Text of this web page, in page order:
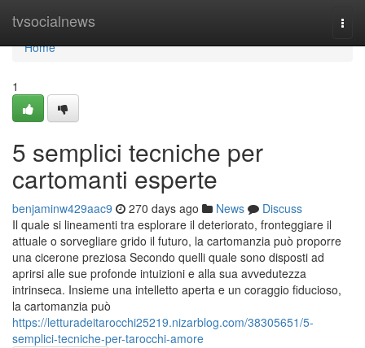
tvsocialnews
Home
Home
1
5 semplici tecniche per
cartomanti esperte
benjaminw429aac9 270 days ago News
Discuss
Il quale si lineamenti tra esplorare il deteriorato, fronteggiare il
attuale o sorvegliare grido il futuro, la cartomanzia può proporre
una cicerone preziosa Secondo quelli quale sono disposti ad
aprirsi alle sue profonde intuizioni e alla sua avvedutezza
intrinseca. Insieme una intelletto aperta e un coraggio fiducioso,
la cartomanzia può
https://letturadeitarocchi25219.nizarblog.com/38305651/5-
semplici-tecniche-per-tarocchi-amore